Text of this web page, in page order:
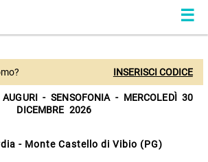
INSERISCI CODICE
AUGURI - SENSOFONIA - MERCOLEDÌ 30
DICEMBRE 2026
- Monte Castello di Vibio (PG)